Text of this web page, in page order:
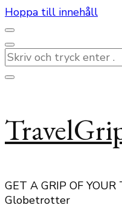
Hoppa till innehåll
Letar
du
efter
GET A GRIP OF
Globetrotter